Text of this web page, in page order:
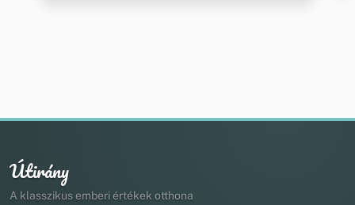
Útirány
A klasszikus emberi értékek otthona